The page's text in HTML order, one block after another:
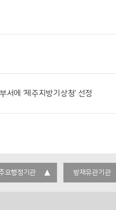
에 ‘제주지방기상청’ 선정
요행정기관 방재유관기관